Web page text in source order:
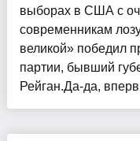
выборах в США с
современникам
великой» победил
партии, бывший
Рейган.Да-да,